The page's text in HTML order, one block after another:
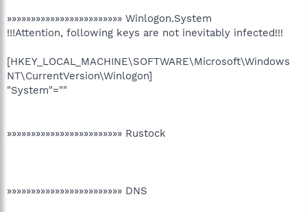
»»»»»»»»»»»»»»»»»»»»»»»» Winlogon.System
!!!Attention, following keys are not inevitably infected!!!
[HKEY_LOCAL_MACHINE\SOFTWARE\Microsoft\Windows
NT\CurrentVersion\Winlogon]
"System"=""
»»»»»»»»»»»»»»»»»»»»»»»» Rustock
»»»»»»»»»»»»»»»»»»»»»»»» DNS